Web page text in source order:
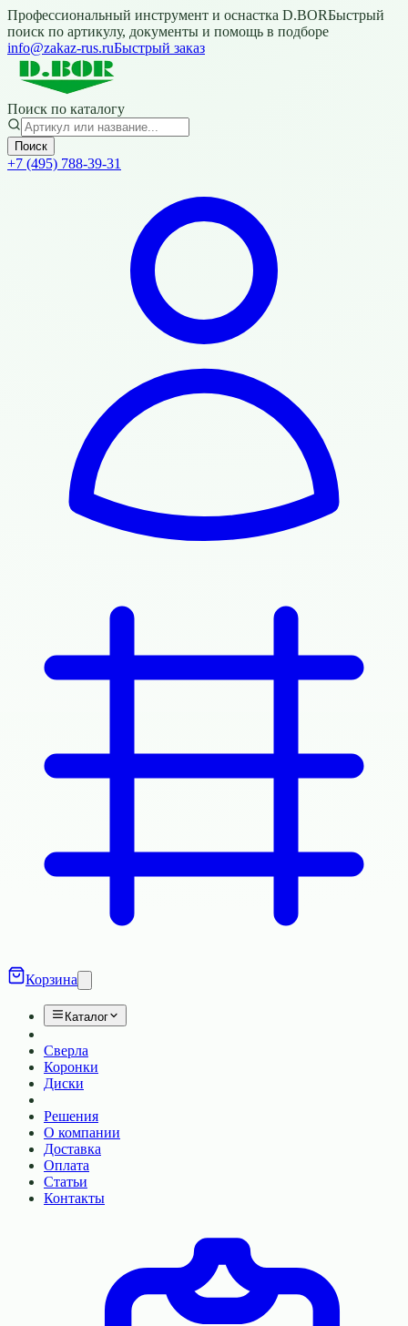
Профессиональный инструмент и оснастка D.BORБыстрый
поиск по артикулу, документы и помощь в подборе
info@zakaz-rus.ruБыстрый заказ
Поиск по каталогу
Поиск
+7 (495) 788-39-31
Корзина
Каталог
Сверла
Коронки
Диски
Решения
О компании
Доставка
Оплата
Статьи
Контакты